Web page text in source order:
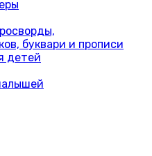
буквари и прописи
детей